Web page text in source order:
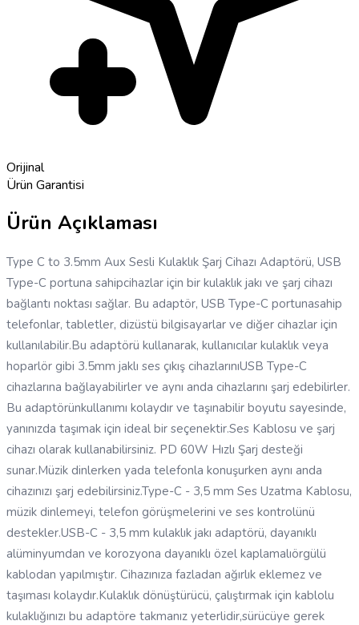
Orijinal
Ürün Garantisi
Ürün Açıklaması
Type C to 3.5mm Aux Sesli Kulaklık Şarj Cihazı Adaptörü, USB
Type-C portuna sahipcihazlar için bir kulaklık jakı ve şarj cihazı
bağlantı noktası sağlar. Bu adaptör, USB Type-C portunasahip
telefonlar, tabletler, dizüstü bilgisayarlar ve diğer cihazlar için
kullanılabilir.Bu adaptörü kullanarak, kullanıcılar kulaklık veya
hoparlör gibi 3.5mm jaklı ses çıkış cihazlarınıUSB Type-C
cihazlarına bağlayabilirler ve aynı anda cihazlarını şarj edebilirler.
Bu adaptörünkullanımı kolaydır ve taşınabilir boyutu sayesinde,
yanınızda taşımak için ideal bir seçenektir.Ses Kablosu ve şarj
cihazı olarak kullanabilirsiniz. PD 60W Hızlı Şarj desteği
sunar.Müzik dinlerken yada telefonla konuşurken aynı anda
cihazınızı şarj edebilirsiniz.Type-C - 3,5 mm Ses Uzatma Kablosu,
müzik dinlemeyi, telefon görüşmelerini ve ses kontrolünü
destekler.USB-C - 3,5 mm kulaklık jakı adaptörü, dayanıklı
alüminyumdan ve korozyona dayanıklı özel kaplamalıörgülü
kablodan yapılmıştır. Cihazınıza fazladan ağırlık eklemez ve
taşıması kolaydır.Kulaklık dönüştürücü, çalıştırmak için kablolu
kulaklığınızı bu adaptöre takmanız yeterlidir,sürücüye gerek